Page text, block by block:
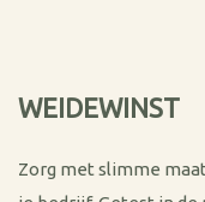
WEIDEWINST
Zorg met slimme